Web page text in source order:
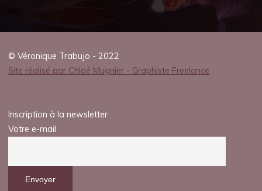
© Véronique Trabujo - 2022
Site réalisé par Chloé Mugnier - Graphiste Freelance
Inscription à la newsletter
Votre e-mail